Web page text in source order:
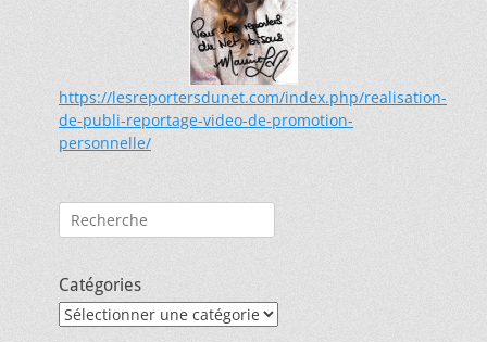
https://lesreportersdunet.com/index.php/realisation-
de-publi-reportage-video-de-promotion-
personnelle/
Rechercher :
Catégories
Catégories